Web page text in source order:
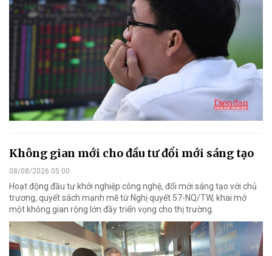
Không gian mới cho đầu tư đổi mới sáng tạo
08/08/2026 05:00
Hoạt động đầu tư khởi nghiệp công nghệ, đổi mới sáng tạo với chủ
trương, quyết sách mạnh mẽ từ Nghị quyết 57-NQ/TW, khai mở
một không gian rộng lớn đầy triển vọng cho thị trường.